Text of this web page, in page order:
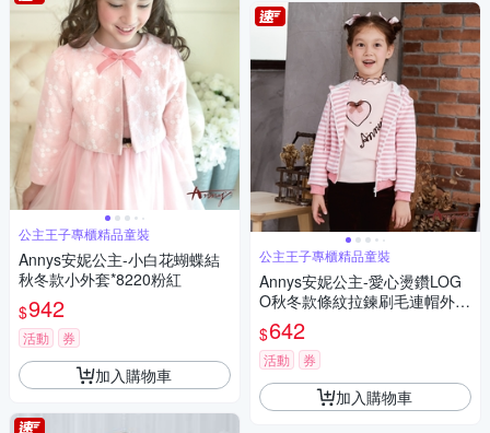
公主王子專櫃精品童裝
Annys安妮公主-小白花蝴蝶結
秋冬款小外套*8220粉紅
$942
活動 券
加入購物車
公主王子專櫃精品童裝
Annys安妮公主-愛心燙鑽LOG
O秋冬款條紋拉鍊刷毛連帽外套
*9418粉紅
$642
活動 券
加入購物車